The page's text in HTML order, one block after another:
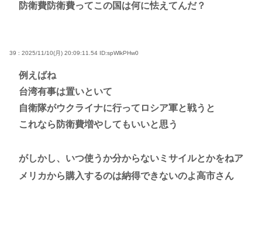
防衛費防衛費ってこの国は何に怯えてんだ？
39 : 2025/11/10(月) 20:09:11.54 ID:spWlkPHw0
例えばね
台湾有事は置いといて
自衛隊がウクライナに行ってロシア軍と戦うと
これなら防衛費増やしてもいいと思う
がしかし、いつ使うか分からないミサイルとかをねア
メリカから購入するのは納得できないのよ高市さん